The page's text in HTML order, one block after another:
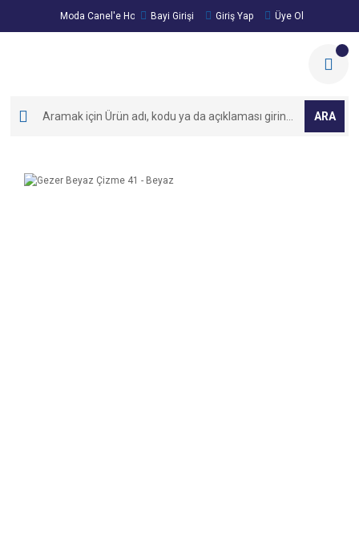
Moda Canel'e Hoşgeldiniz!
Bayi Girişi Giriş Yap Üye Ol
ARA